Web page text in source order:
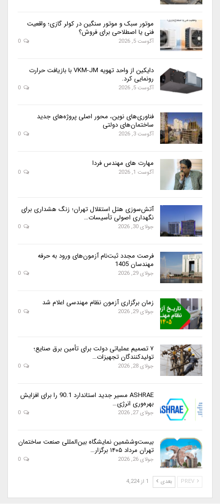
موتور سبک و موتور سنگین در کولر گازی؛ واقعیت
فنی یا اصطلاحی برای فروش؟
آگوست 5, 2026
دایکین از واحد تهویه VKM-JM با بازیافت حرارت
رونمایی کرد.
آگوست 5, 2026
فناوری‌های نوین، محور اصلی پروژه‌های جدید
ساختمان‌های دولتی
آگوست 3, 2026
مهارت های مهندس فردا
آگوست 1, 2026
آتش‌سوزی هتل استقلال تهران؛ زنگ هشداری برای
نگهداری اصولی تأسیسات…
جولای 30, 2026
فرصت مجدد ثبت‌نام آزمون‌های ورود به حرفه
مهندسان 1405
جولای 29, 2026
زمان برگزاری آزمون نظام مهندسی اعلام شد
جولای 29, 2026
۷ تصمیم عملیاتی دولت برای تأمین برق صنایع؛
تولیدکنندگان تجهیزات…
جولای 28, 2026
ASHRAE مسیر جدید استاندارد 90.1 را برای افزایش
بهره‌وری انرژی…
جولای 27, 2026
بیست‌وششمین نمایشگاه بین‌المللی صنعت ساختمان
تهران مرداد ۱۴۰۵ برگزار…
جولای 26, 2026
بعدی 1 از 4,224